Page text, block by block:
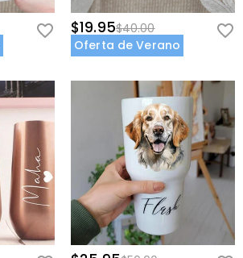
$19.95$40.00
Oferta de Verano